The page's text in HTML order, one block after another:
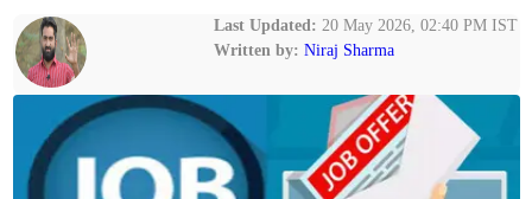
Last Updated: 20 May 2026, 02:40 PM IST
Written by: Niraj Sharma